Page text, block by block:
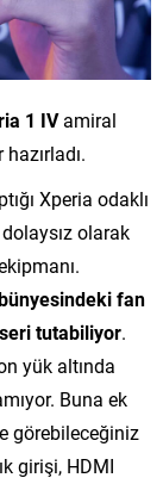
1 IVamiral
Xperia odaklı
dolaysız olarak
fan
tutabiliyor.
yük altında
Buna ek
görebileceğiniz
girişi, HDMI